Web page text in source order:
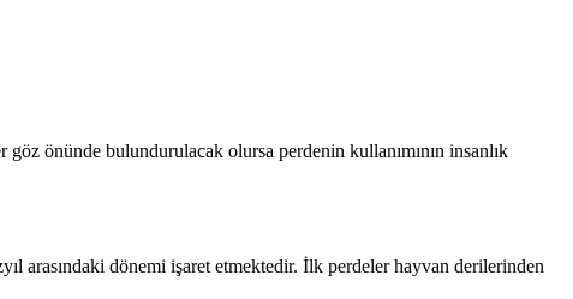
önünde bulundurulacak olursa perdenin kullanımının insanlık
arasındaki dönemi işaret etmektedir. İlk perdeler hayvan derilerinden